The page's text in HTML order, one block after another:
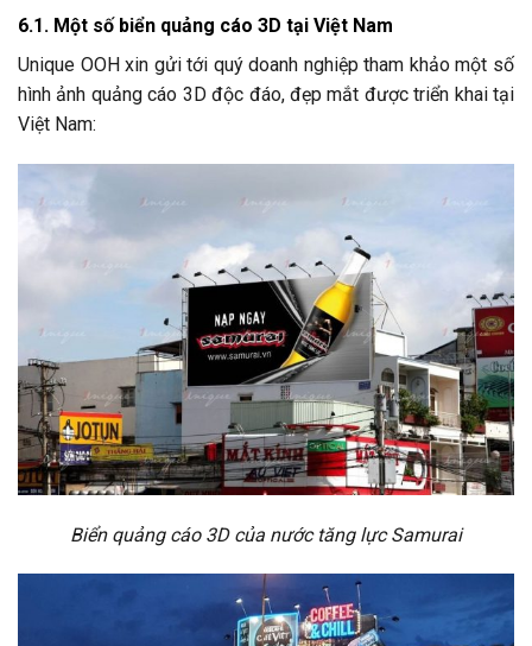
6.1. Một số biển quảng cáo 3D tại Việt Nam
Unique OOH xin gửi tới quý doanh nghiệp tham khảo một số
hình ảnh quảng cáo 3D độc đáo, đẹp mắt được triển khai tại
Việt Nam:
Biển quảng cáo 3D của nước tăng lực Samurai